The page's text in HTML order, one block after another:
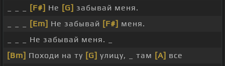
[F#] Не [G] забывай меня.
[Em] Не забывай [F#] меня.
_ _ _ Не забывай меня. _
[Bm] Походи на ту [G] улицу, _ там [A] все